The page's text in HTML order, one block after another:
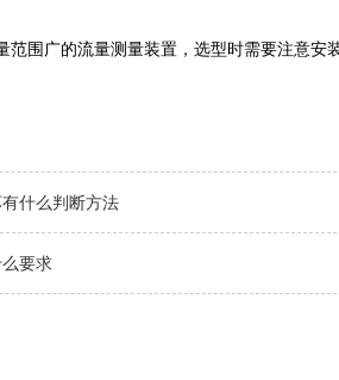
范围广的流量测量装置，选型时需要注意
什么判断方法
要求